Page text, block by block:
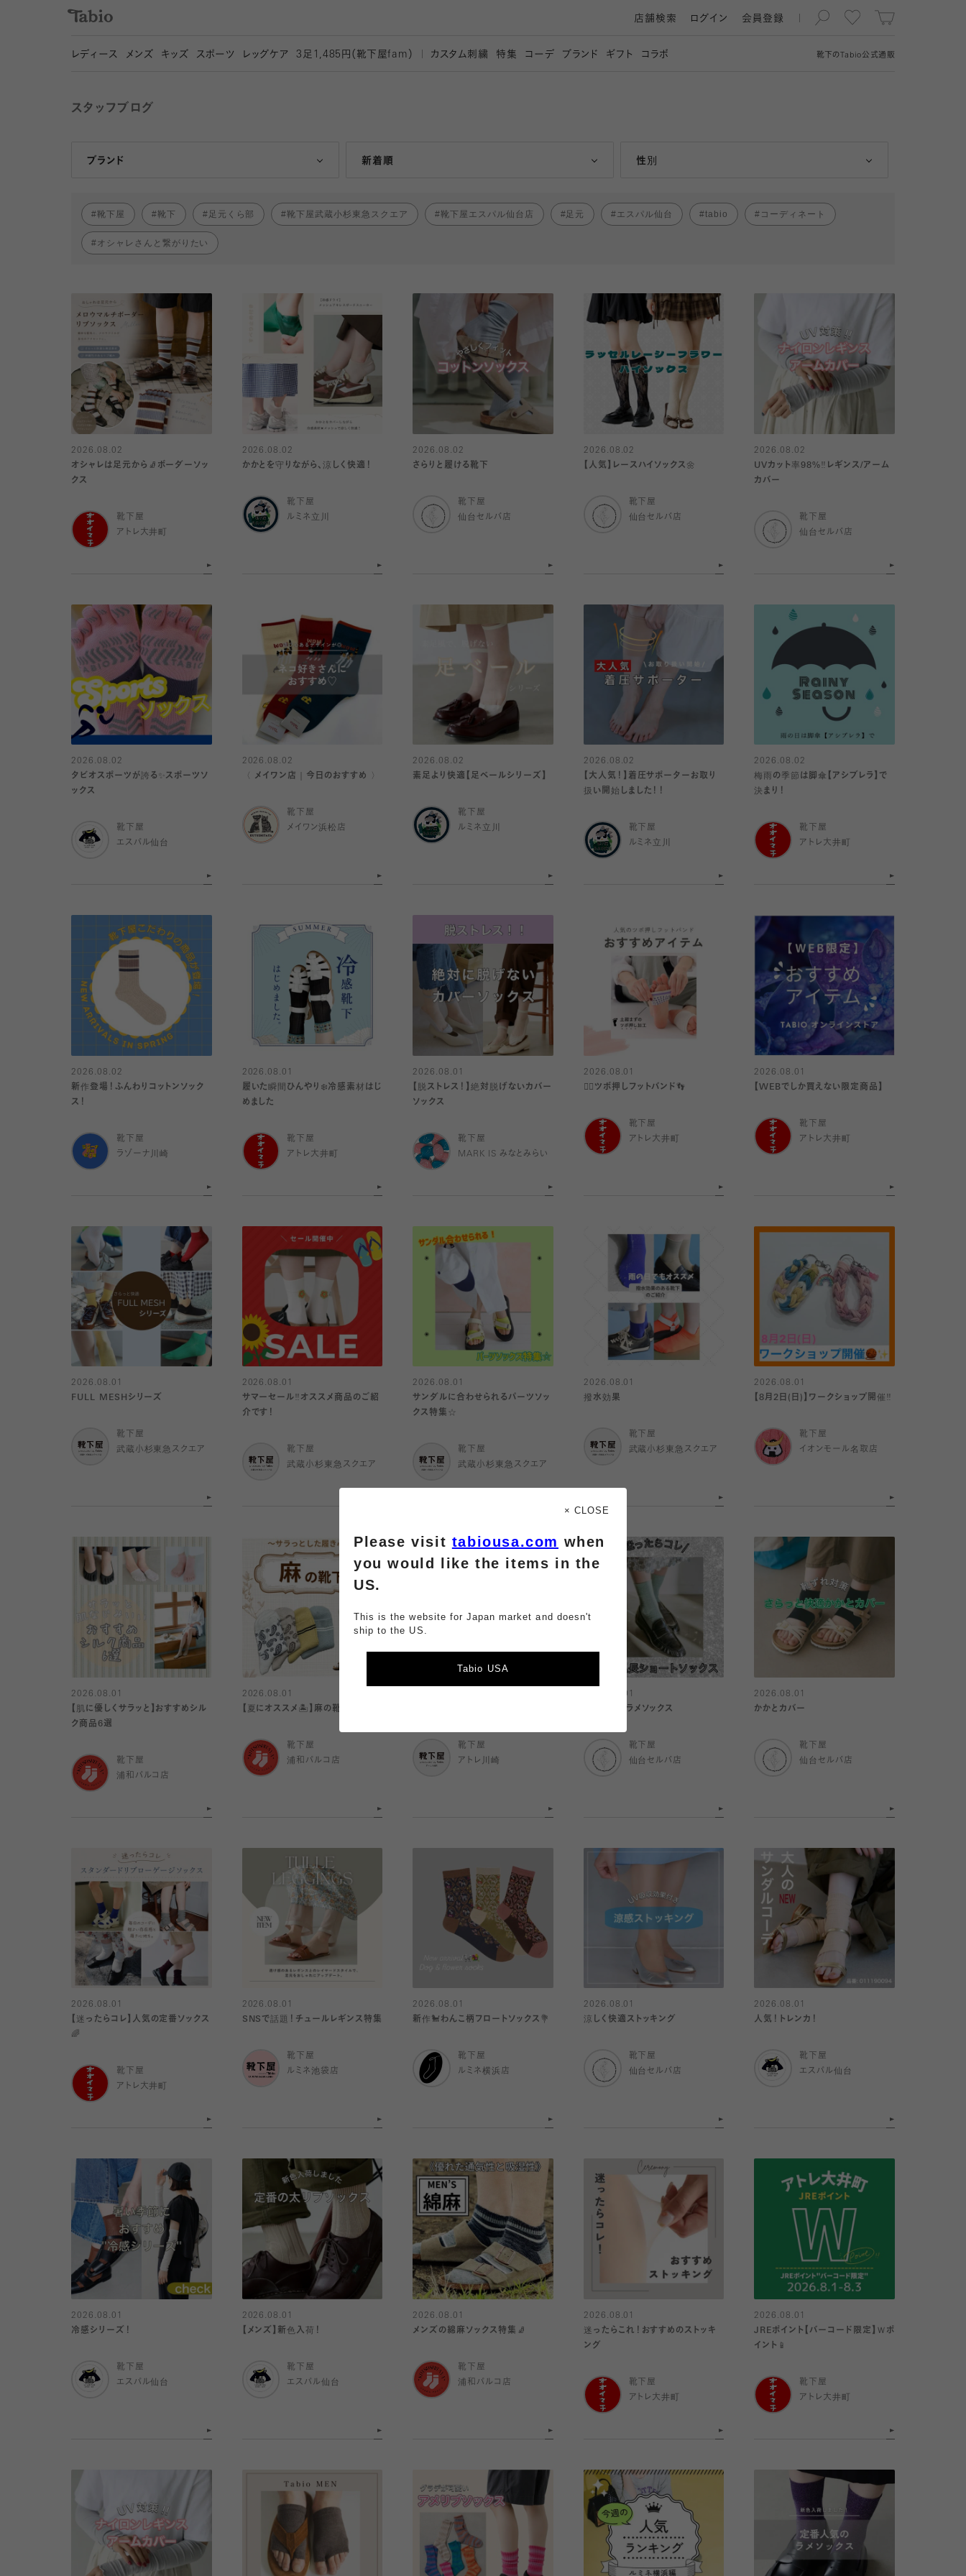
靴下の Tabio公式通販
店舗検索 ログイン 会員登録
レディース メンズ キッズ スポーツ レッグケア 3 足1,485円（靴下屋fam） カスタム刺繍 特集 コーデ ブランド ギフト コラボ
スタッフブログ
ブランド
Tabio 新着順
人気ランキング順 性別
女性
靴下屋 靴下 足元くら部 靴下屋武蔵小杉東急スクエア 靴下屋エスパル仙台店 足元 エスパル仙台 tabio コーディネート
オシャレさんと繋がりたい
2026.08.02
オシャレは足元から🧦ボーダーソッ
クス
靴下屋
アトレ大井町
2026.08.02
かかとを守りながら、涼しく快適！
靴下屋
ルミネ立川
2026.08.02
さらりと履ける靴下
靴下屋
仙台セルバ店
2026.08.02
【人気】レースハイソックス🌼
靴下屋
仙台セルバ店
2026.08.02
UVカット率98%‼︎レギンス/アーム
カバー
靴下屋
仙台セルバ店
2026.08.02
タビオスポーツが誇る✨スポーツソ
ックス
靴下屋
エスパル仙台
2026.08.02
〈 メイワン店｜今日のおすすめ 〉
靴下屋
メイワン浜松店
2026.08.02
素足より快適【足ベールシリーズ】
靴下屋
ルミネ立川
2026.08.02
【大人気！】着圧サポーターお取り
扱い開始しました！！
靴下屋
ルミネ立川
2026.08.02
梅雨の季節は脚傘【アシブレラ】で
決まり！
靴下屋
アトレ大井町
2026.08.02
新作登場！ふんわりコットンソック
ス！
靴下屋
ラゾーナ川崎
2026.08.01
履いた瞬間ひんやり❄️冷感素材はじ
めました
靴下屋
アトレ大井町
2026.08.01
【脱ストレス！】絶対脱げないカバー
ソックス
靴下屋
MARK IS みなとみらい
2026.08.01
👍🏻ツボ押しフットバンド👣
靴下屋
アトレ大井町
2026.08.01
【WEBでしか買えない限定商品】
靴下屋
アトレ大井町
2026.08.01
FULL MESHシリーズ
靴下屋
武蔵小杉東急スクエア
2026.08.01
サマーセール‼︎オススメ商品のご紹
介です！
靴下屋
武蔵小杉東急スクエア
2026.08.01
サンダルに合わせられるパーツソッ
クス特集☆
靴下屋
武蔵小杉東急スクエア
2026.08.01
撥水効果
靴下屋
武蔵小杉東急スクエア
2026.08.01
【8月2日(日)】ワークショップ開催‼️
靴下屋
イオンモール名取店
2026.08.01
【肌に優しくサラッと】おすすめシル
ク商品6選
靴下屋
浦和パルコ店
2026.08.01
【夏にオススメ🏝️】麻の靴下特集🧦
靴下屋
浦和パルコ店
靴下屋
アトレ川崎
2026.08.01
キラキラ☆ラメソックス
靴下屋
仙台セルバ店
2026.08.01
かかとカバー
靴下屋
仙台セルバ店
2026.08.01
【迷ったらコレ】人気の定番ソックス
🌈
靴下屋
アトレ大井町
2026.08.01
SNSで話題！チュールレギンス特集
靴下屋
ルミネ池袋店
2026.08.01
新作🐩わんこ柄フロートソックス💐
靴下屋
ルミネ横浜店
2026.08.01
涼しく快適ストッキング
靴下屋
仙台セルバ店
2026.08.01
人気！トレンカ！
靴下屋
エスパル仙台
2026.08.01
冷感シリーズ！
靴下屋
エスパル仙台
2026.08.01
【メンズ】新色入荷！
靴下屋
エスパル仙台
2026.08.01
メンズの綿麻ソックス特集🧦
靴下屋
浦和パルコ店
2026.08.01
迷ったらこれ！おすすめのストッキ
ング
靴下屋
アトレ大井町
2026.08.01
JREポイント【バーコード限定】Ｗポ
イント📱
靴下屋
アトレ大井町
× CLOSE
Please visit tabiousa.com when
you would like the items in the
US.
This is the website for Japan market and doesn't
ship to the US.
Tabio USA